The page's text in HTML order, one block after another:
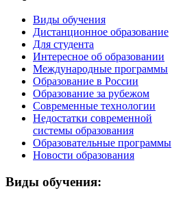
Виды обучения
Дистанционное образование
Для студента
Интересное об образовании
Международные программы
Образование в России
Образование за рубежом
Современные технологии
Недостатки современной
системы образования
Образовательные программы
Новости образования
Виды обучения: